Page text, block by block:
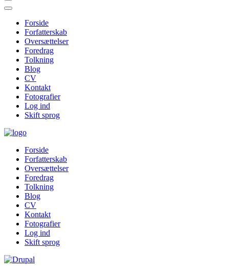
Forside
Forfatterskab
Oversættelser
Foredrag
Tolkning
Blog
CV
Kontakt
Fotografier
Log ind
Skift sprog
Forside
Forfatterskab
Oversættelser
Foredrag
Tolkning
Blog
CV
Kontakt
Fotografier
Log ind
Skift sprog